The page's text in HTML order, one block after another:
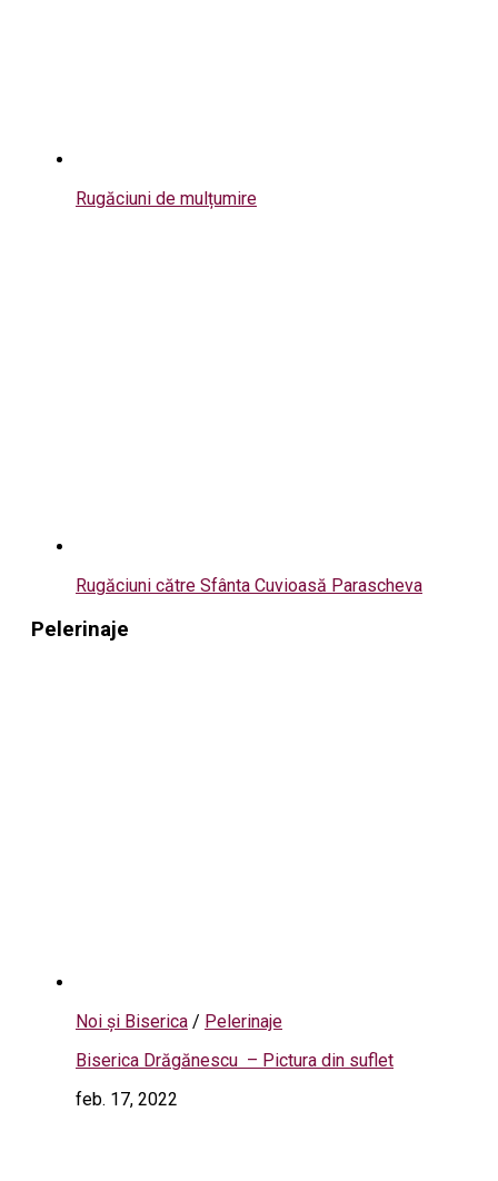
Rugăciuni de mulțumire
Rugăciuni către Sfânta Cuvioasă Parascheva
Pelerinaje
Noi și Biserica / Pelerinaje
Biserica Drăgănescu – Pictura din suflet
feb. 17, 2022